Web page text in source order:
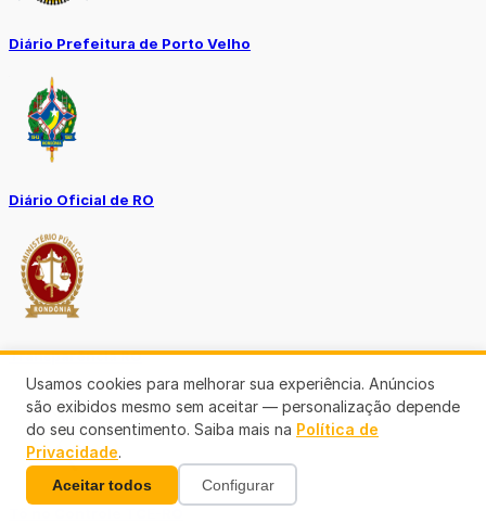
Diário Prefeitura de Porto Velho
Diário Oficial de RO
Transparência RO
Usamos cookies para melhorar sua experiência. Anúncios
são exibidos mesmo sem aceitar — personalização depende
do seu consentimento. Saiba mais na Política de
Privacidade.
Aceitar todos Configurar